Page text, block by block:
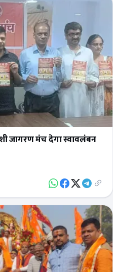
जागरण मंच देगा स्वावलंबन